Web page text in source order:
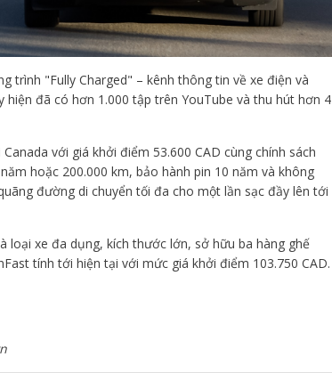
trình "Fully Charged" – kênh thông tin về xe điện và
đã có hơn 1.000 tập trên YouTube và thu hút hơn 4
với giá khởi điểm 53.600 CAD cùng chính sách
hoặc 200.000 km, bảo hành pin 10 năm và không
đường di chuyển tối đa cho một lần sạc đầy lên tới
loại xe đa dụng, kích thước lớn, sở hữu ba hàng ghế
tính tới hiện tại với mức giá khởi điểm 103.750 CAD.